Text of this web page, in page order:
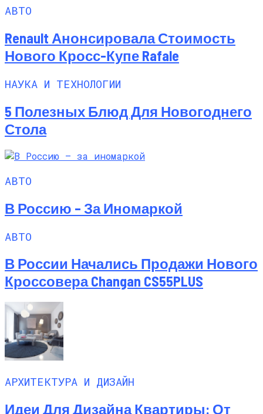
АВТО
Renault Анонсировала Стоимость
Нового Кросс-Купе Rafale
НАУКА И ТЕХНОЛОГИИ
5 Полезных Блюд Для Новогоднего
Стола
АВТО
В Россию – За Иномаркой
АВТО
В России Начались Продажи Нового
Кроссовера Changan CS55PLUS
АРХИТЕКТУРА И ДИЗАЙН
Идеи Для Дизайна Квартиры: От